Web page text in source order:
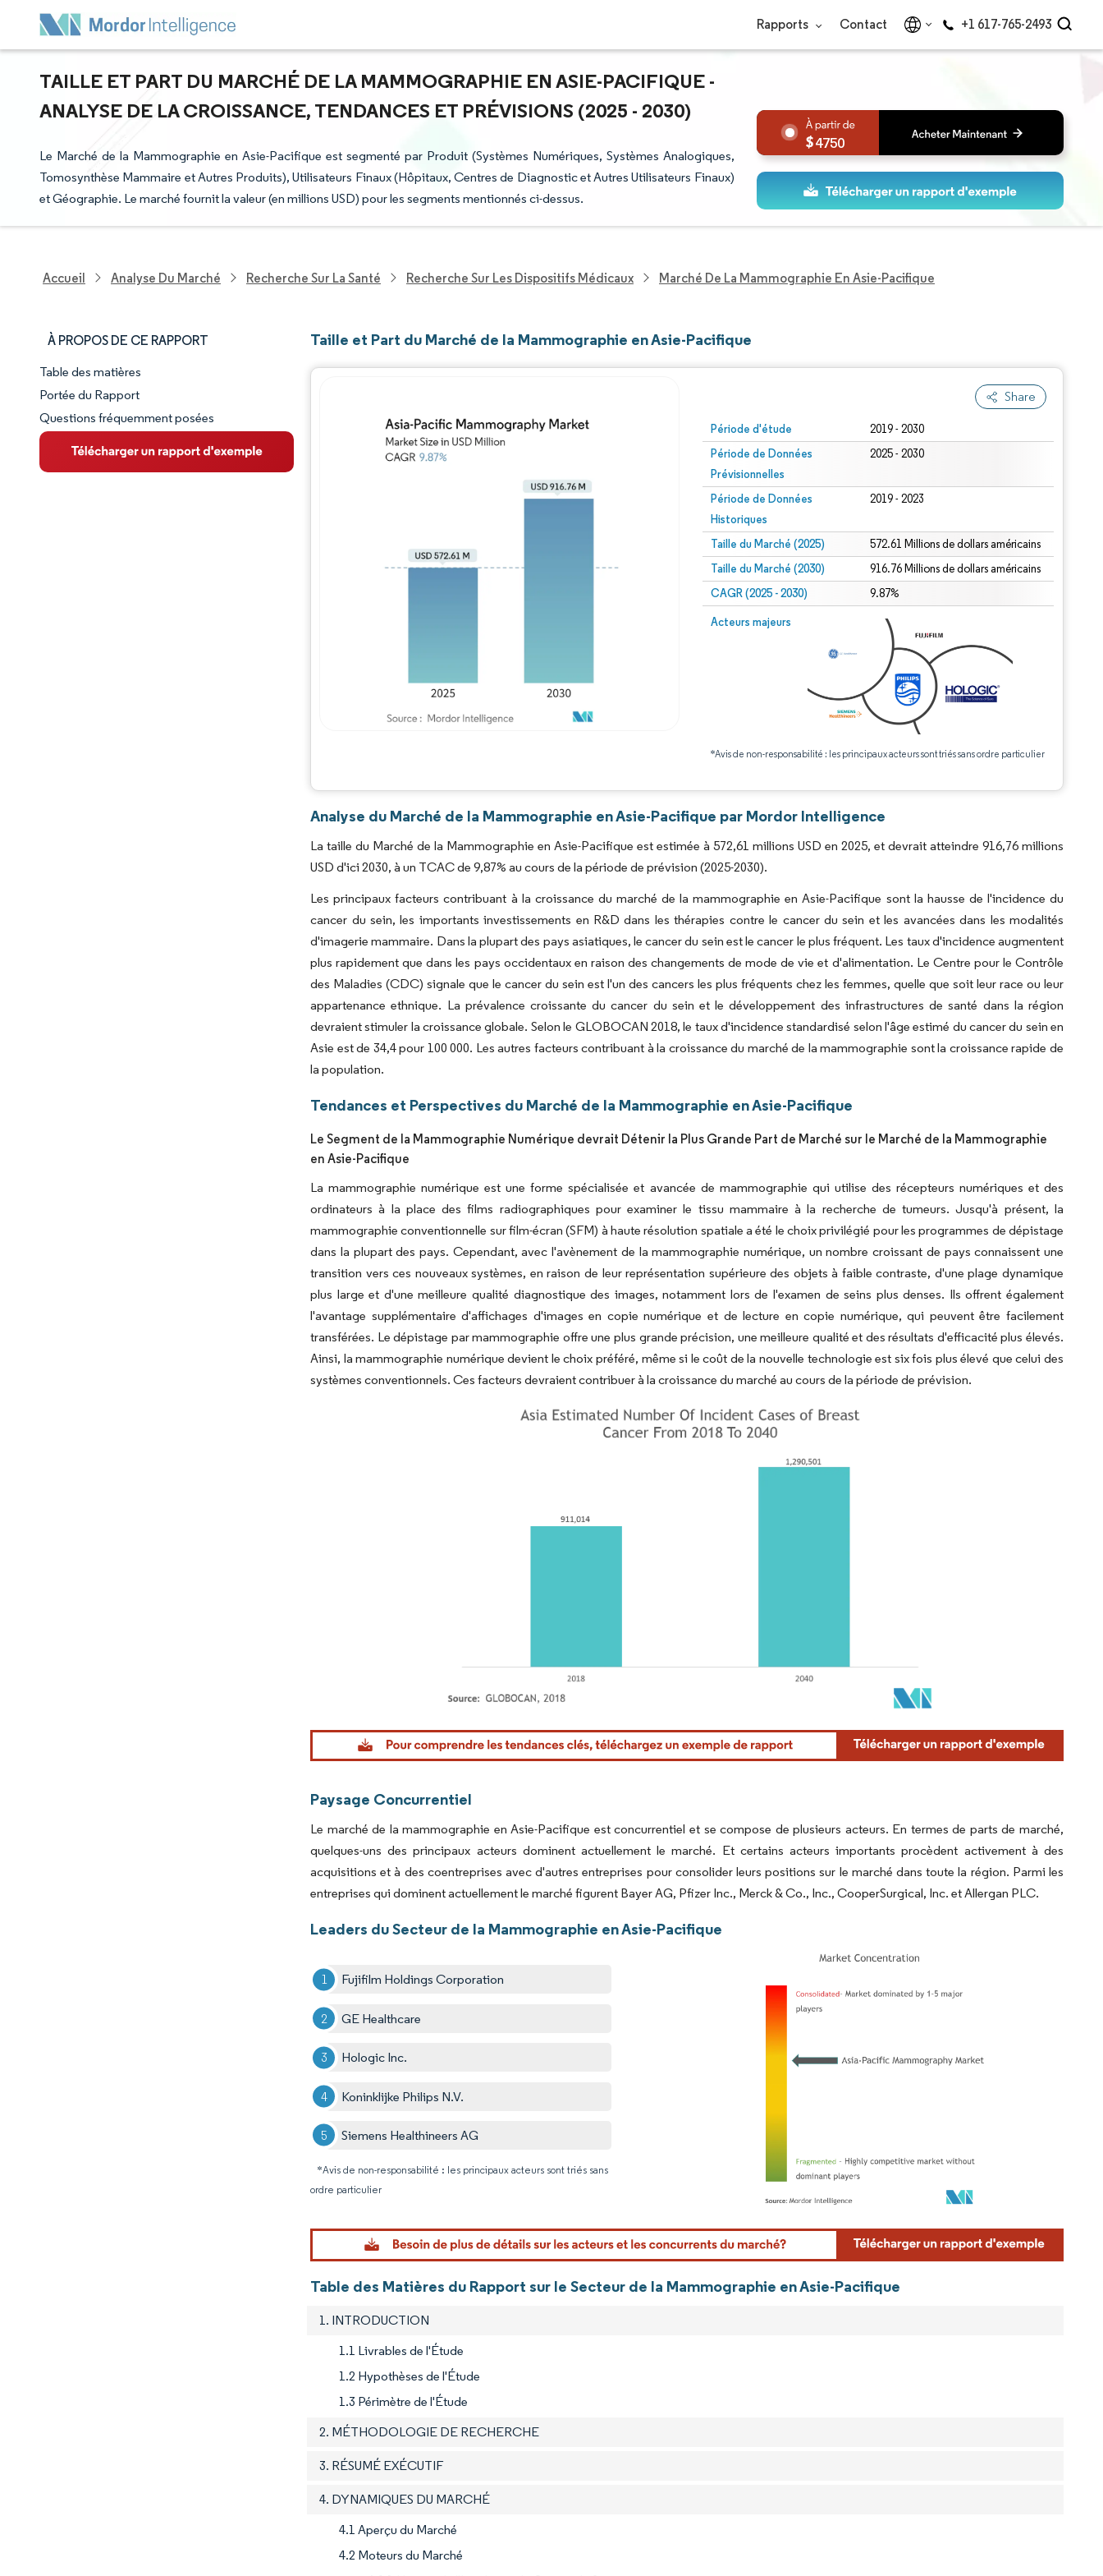
Rapports Contact +1 617-765-2493
TAILLE ET PART DU MARCHÉ DE LA MAMMOGRAPHIE EN ASIE-PACIFIQUE -
ANALYSE DE LA CROISSANCE, TENDANCES ET PRÉVISIONS (2025 - 2030)
Le Marché de la Mammographie en Asie-Pacifique est segmenté par Produit (Systèmes Numériques, Systèmes Analogiques,
Tomosynthèse Mammaire et Autres Produits), Utilisateurs Finaux (Hôpitaux, Centres de Diagnostic et Autres Utilisateurs Finaux)
et Géographie. Le marché fournit la valeur (en millions USD) pour les segments mentionnés ci-dessus.
4750
Accueil Analyse Du Marché Recherche Sur La Santé Recherche Sur Les Dispositifs Médicaux Marché De La Mammographie En Asie-Pacifique
À PROPOS DE CE RAPPORT
Aperçu du marché
VUE D’ENSEMBLE DU MARCHÉ
Principales tendances du marché
Table des matières
Portée du Rapport
Questions fréquemment posées
Taille et Part du Marché de la Mammographie en Asie-Pacifique
Share
Période d'étude 2019 - 2030
Période de Données
Prévisionnelles
2025 - 2030
Période de Données
Historiques
2019 - 2023
Taille du Marché (2025) 572.61 Millions de dollars américains
Taille du Marché (2030) 916.76 Millions de dollars américains
CAGR (2025 - 2030) 9.87%
Acteurs majeurs
*Avis de non-responsabilité : les principaux acteurs sont triés sans ordre particulier
Analyse du Marché de la Mammographie en Asie-Pacifique par Mordor Intelligence
La taille du Marché de la Mammographie en Asie-Pacifique est estimée à 572,61 millions USD en 2025, et devrait atteindre 916,76 millions
USD d'ici 2030, à un TCAC de 9,87% au cours de la période de prévision (2025-2030).
Les principaux facteurs contribuant à la croissance du marché de la mammographie en Asie-Pacifique sont la hausse de l'incidence du
cancer du sein, les importants investissements en R&D dans les thérapies contre le cancer du sein et les avancées dans les modalités
d'imagerie mammaire. Dans la plupart des pays asiatiques, le cancer du sein est le cancer le plus fréquent. Les taux d'incidence augmentent
plus rapidement que dans les pays occidentaux en raison des changements de mode de vie et d'alimentation. Le Centre pour le Contrôle
des Maladies (CDC) signale que le cancer du sein est l'un des cancers les plus fréquents chez les femmes, quelle que soit leur race ou leur
appartenance ethnique. La prévalence croissante du cancer du sein et le développement des infrastructures de santé dans la région
devraient stimuler la croissance globale. Selon le GLOBOCAN 2018, le taux d'incidence standardisé selon l'âge estimé du cancer du sein en
Asie est de 34,4 pour 100 000. Les autres facteurs contribuant à la croissance du marché de la mammographie sont la croissance rapide de
la population.
Tendances et Perspectives du Marché de la Mammographie en Asie-Pacifique
Le Segment de la Mammographie Numérique devrait Détenir la Plus Grande Part de Marché sur le Marché de la Mammographie
en Asie-Pacifique
La mammographie numérique est une forme spécialisée et avancée de mammographie qui utilise des récepteurs numériques et des
ordinateurs à la place des films radiographiques pour examiner le tissu mammaire à la recherche de tumeurs. Jusqu'à présent, la
mammographie conventionnelle sur film-écran (SFM) à haute résolution spatiale a été le choix privilégié pour les programmes de dépistage
dans la plupart des pays. Cependant, avec l'avènement de la mammographie numérique, un nombre croissant de pays connaissent une
transition vers ces nouveaux systèmes, en raison de leur représentation supérieure des objets à faible contraste, d'une plage dynamique
plus large et d'une meilleure qualité diagnostique des images, notamment lors de l'examen de seins plus denses. Ils offrent également
l'avantage supplémentaire d'affichages d'images en copie numérique et de lecture en copie numérique, qui peuvent être facilement
transférées. Le dépistage par mammographie offre une plus grande précision, une meilleure qualité et des résultats d'efficacité plus élevés.
Ainsi, la mammographie numérique devient le choix préféré, même si le coût de la nouvelle technologie est six fois plus élevé que celui des
systèmes conventionnels. Ces facteurs devraient contribuer à la croissance du marché au cours de la période de prévision.
Image © Mordor Intelligence. La réutilisation nécessite une attribution sous CC BY 4.0.
Paysage Concurrentiel
Le marché de la mammographie en Asie-Pacifique est concurrentiel et se compose de plusieurs acteurs. En termes de parts de marché,
quelques-uns des principaux acteurs dominent actuellement le marché. Et certains acteurs importants procèdent activement à des
acquisitions et à des coentreprises avec d'autres entreprises pour consolider leurs positions sur le marché dans toute la région. Parmi les
entreprises qui dominent actuellement le marché figurent Bayer AG, Pfizer Inc., Merck & Co., Inc., CooperSurgical, Inc. et Allergan PLC.
Leaders du Secteur de la Mammographie en Asie-Pacifique
Fujifilm Holdings Corporation
GE Healthcare
Hologic Inc.
Koninklijke Philips N.V.
Siemens Healthineers AG
*Avis de non-responsabilité : les principaux acteurs sont triés sans
ordre particulier
Image © Mordor Intelligence. La réutilisation nécessite une attribution sous CC BY 4.0.
Table des Matières du Rapport sur le Secteur de la Mammographie en Asie-Pacifique
1. INTRODUCTION
1.1 Livrables de l'Étude
1.2 Hypothèses de l'Étude
1.3 Périmètre de l'Étude
2. MÉTHODOLOGIE DE RECHERCHE
3. RÉSUMÉ EXÉCUTIF
4. DYNAMIQUES DU MARCHÉ
4.1 Aperçu du Marché
4.2 Moteurs du Marché